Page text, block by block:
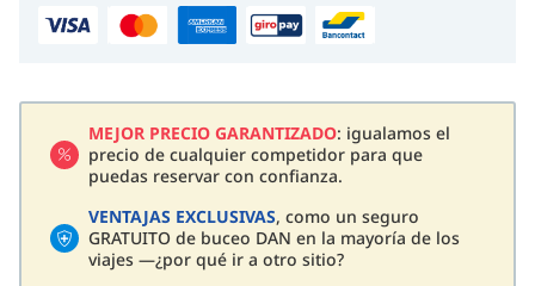
MEJOR PRECIO GARANTIZADO: igualamos el
precio de cualquier competidor para que
puedas reservar con confianza.
VENTAJAS EXCLUSIVAS, como un seguro
GRATUITO de buceo DAN en la mayoría de los
viajes —¿por qué ir a otro sitio?